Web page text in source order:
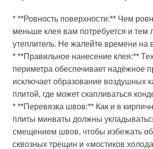
* **Ровность поверхности:** Чем
меньше клея вам потребуется и тем
утеплитель. Не жалейте времени на
* **Правильное нанесение клея:**
периметра обеспечивает надёжное
исключает образование воздушных
плитой, где может скапливаться
* **Перевязка швов:** Как и в
плиты минваты должны
смещением швов, чтобы избежать
сквозных трещин и «мостиков